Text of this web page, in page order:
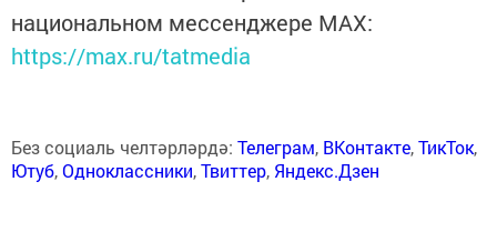
национальном мессенджере MАХ:
https://max.ru/tatmedia
Без социаль челтәрләрдә: Телеграм, ВКонтакте,ТикТок,
Ютуб,Одноклассники,Твиттер, Яндекс.Дзен